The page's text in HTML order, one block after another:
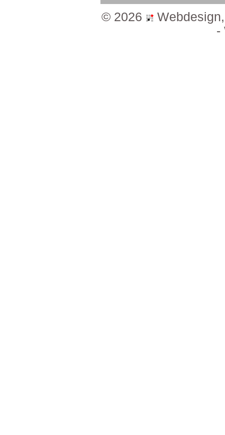
©2026 Webdesign
-